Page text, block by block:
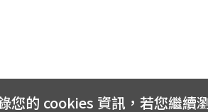
您的 cookies 資訊，若您繼續